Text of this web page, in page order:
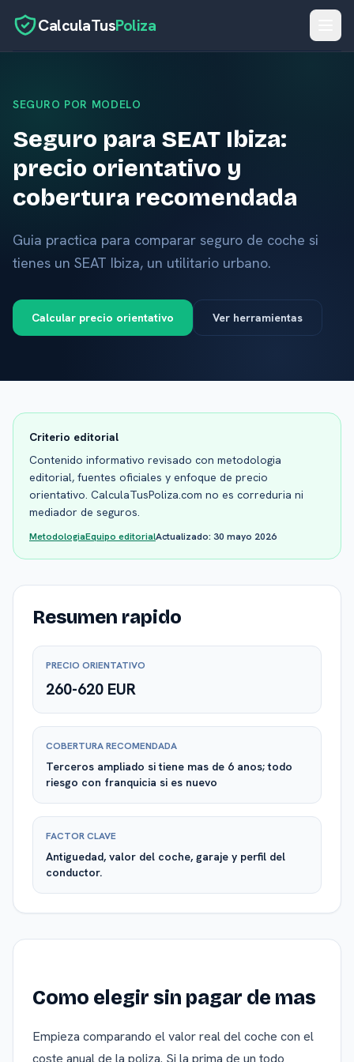
CalculaTusPoliza
Calculadora
Seguros por caso
Herramientas
Aseguradoras
Blog
Glosario
SEGURO POR MODELO
Seguro para SEAT Ibiza:
precio orientativo y
cobertura recomendada
Guia practica para comparar seguro de coche si
tienes un SEAT Ibiza, un utilitario urbano.
Calcular precio orientativo Ver herramientas
Criterio editorial
Contenido informativo revisado con metodologia
editorial, fuentes oficiales y enfoque de precio
orientativo. CalculaTusPoliza.com no es correduria ni
mediador de seguros.
MetodologiaEquipo editorialActualizado: 30 mayo 2026
Resumen rapido
PRECIO ORIENTATIVO
260-620 EUR
COBERTURA RECOMENDADA
Terceros ampliado si tiene mas de 6 anos; todo
riesgo con franquicia si es nuevo
FACTOR CLAVE
Antiguedad, valor del coche, garaje y perfil del
conductor.
Como elegir sin pagar de mas
Empieza comparando el valor real del coche con el
coste anual de la poliza. Si la prima de un todo